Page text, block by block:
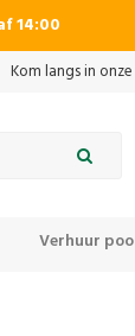
14:00
Kom langs in
Verhuur